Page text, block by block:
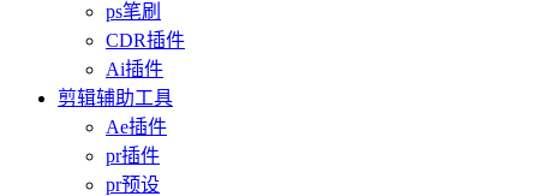
ps笔刷
CDR插件
Ai插件
剪辑辅助工具
Ae插件
pr插件
pr预设